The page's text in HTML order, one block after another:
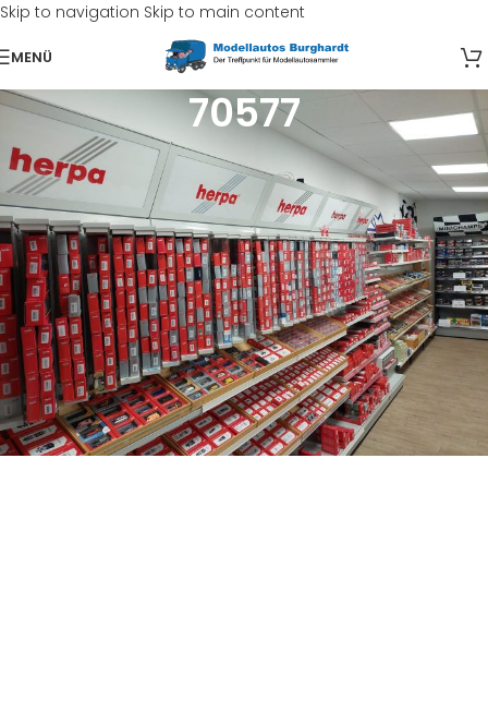
Skip to navigation Skip to main content
MENÜ
70577
Start Produkte verschlagwortet mit „70577“
Es wurden keine Produkte gefunden, die deiner Auswahl
entsprechen.
Suche